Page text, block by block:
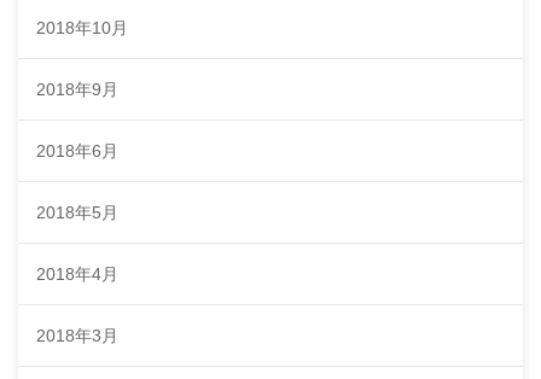
2018年10月
2018年9月
2018年6月
2018年5月
2018年4月
2018年3月